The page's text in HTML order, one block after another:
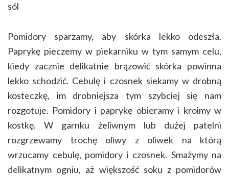
sól
Pomidory sparzamy, aby skórka lekko odeszła.
Paprykę pieczemy w piekarniku w tym samym celu,
kiedy zacznie delikatnie brązowić skórka powinna
lekko schodzić. Cebulę i czosnek siekamy w drobną
kosteczkę, im drobniejsza tym szybciej się nam
rozgotuje. Pomidory i paprykę obieramy i kroimy w
kostkę. W garnku żeliwnym lub dużej patelni
rozgrzewamy trochę oliwy z oliwek na którą
wrzucamy cebulę, pomidory i czosnek. Smażymy na
delikatnym ogniu, aż większość soku z pomidorów